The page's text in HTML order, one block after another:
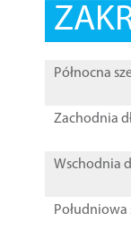
Północna
Zachodnia
Wschodnia